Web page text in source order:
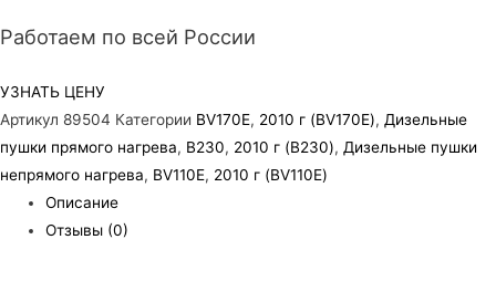
Работаем по всей России
УЗНАТЬ ЦЕНУ
Артикул 89504 Категории BV170E, 2010 г (BV170E), Дизельные
пушки прямого нагрева, B230, 2010 г (B230), Дизельные пушки
непрямого нагрева, BV110E, 2010 г (BV110E)
Описание
Отзывы (0)